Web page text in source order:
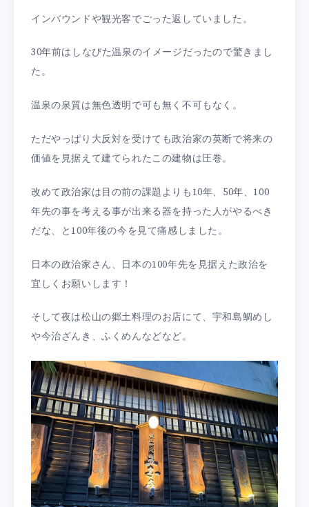
インバウンドや観光客でごった返していました。
30年前はしなびた温泉のイメージだったので驚きまし
た。
温泉の泉質は無色透明で可も無く不可もなく。
ただやっぱり大反対を受けても政治家の英断で将来の
価値を見据えて建てられたこの建物は圧巻。
改めて政治家は目の前の課題よりも10年、50年、100
年先の事を考える事が出来る器を持った人がやるべき
だな、と100年後の今を見て痛感しました。
日本の政治家さん、日本の100年先を見据えた政治を
宜しくお願いします！
そして夜は松山の郷土料理のお店にて、宇和島鯛めし
や今治ざんき、ふくめんなどなど。